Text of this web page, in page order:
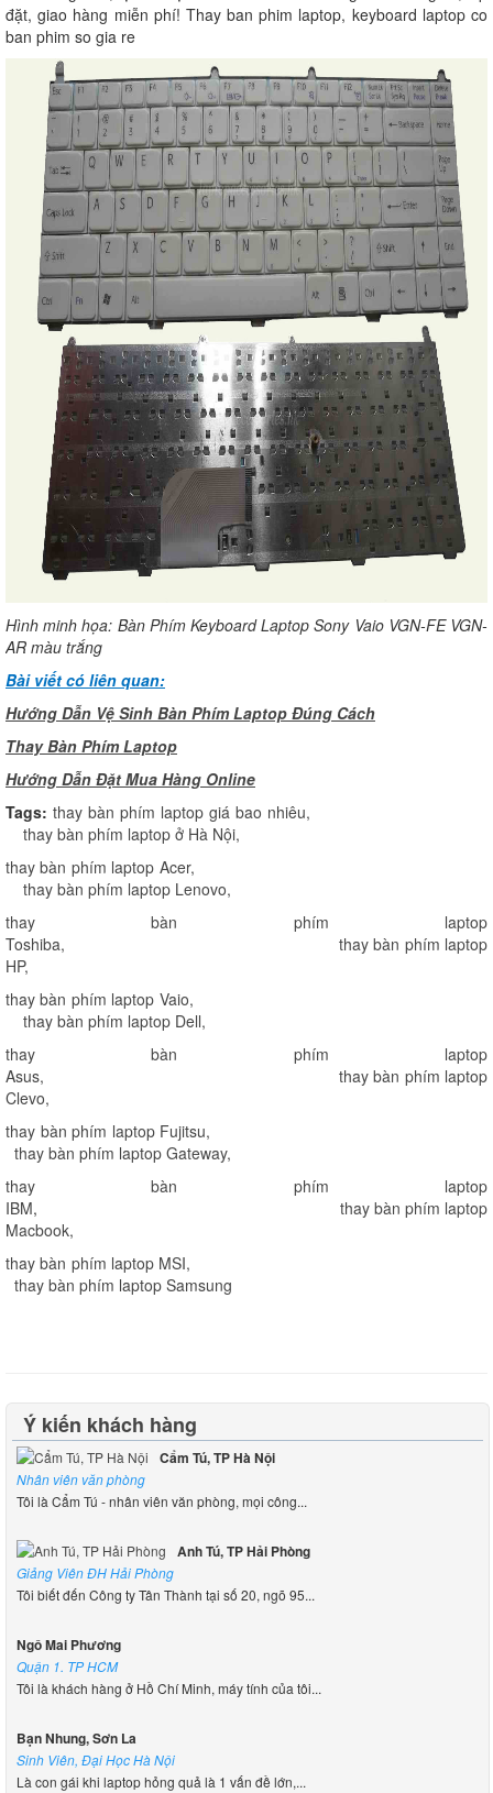
đặt, giao hàng miễn phí! Thay ban phim laptop, keyboard laptop co
ban phim so gia re
Hình minh họa: Bàn Phím Keyboard Laptop Sony Vaio VGN-FE VGN-
AR màu trắng
Bài viết có liên quan:
Hướng Dẫn Vệ Sinh Bàn Phím Laptop Đúng Cách
Thay Bàn Phím Laptop
Hướng Dẫn Đặt Mua Hàng Online
Tags: thay bàn phím laptop giá bao nhiêu,
thay bàn phím laptop ở Hà Nội,
thay bàn phím laptop Acer,
thay bàn phím laptop Lenovo,
thay bàn phím laptop
Toshiba,
thay bàn phím laptop
HP,
thay bàn phím laptop Vaio,
thay bàn phím laptop Dell,
thay bàn phím laptop
Asus,
thay bàn phím laptop
Clevo,
thay bàn phím laptop Fujitsu,
thay bàn phím laptop Gateway,
thay bàn phím laptop
IBM, thay bàn phím laptop
Macbook,
thay bàn phím laptop MSI,
thay bàn phím laptop Samsung
Ý kiến khách hàng
Cẩm Tú, TP Hà Nội
Nhân viên văn phòng
Tôi là Cẩm Tú - nhân viên văn phòng, mọi công...
Anh Tú, TP Hải Phòng
Giảng Viên ĐH Hải Phòng
Tôi biết đến Công ty Tân Thành tại số 20, ngõ 95...
Ngô Mai Phương
Quận 1. TP HCM
Tôi là khách hàng ở Hồ Chí Minh, máy tính của tôi...
Bạn Nhung, Sơn La
Sinh Viên, Đại Học Hà Nội
Là con gái khi laptop hỏng quả là 1 vấn đề lớn,...